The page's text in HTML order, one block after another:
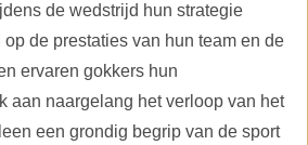
de wedstrijd hun strategie
de prestaties van hun team en de
ervaren gokkers hun
aan naargelang het verloop van het
een grondig begrip van de sport